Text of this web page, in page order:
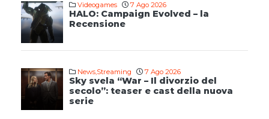
Videogames 7 Ago 2026
HALO: Campaign Evolved – la
Recensione
News,Streaming 7 Ago 2026
Sky svela “War – Il divorzio del
secolo”: teaser e cast della nuova
serie